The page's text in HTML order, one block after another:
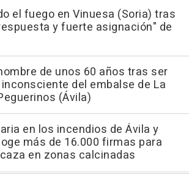
el fuego en Vinuesa (Soria) tras
y fuerte asignación" de
de unos 60 años tras ser
del embalse de La
(Ávila)
en los incendios de Ávila y
más de 16.000 firmas para
en zonas calcinadas